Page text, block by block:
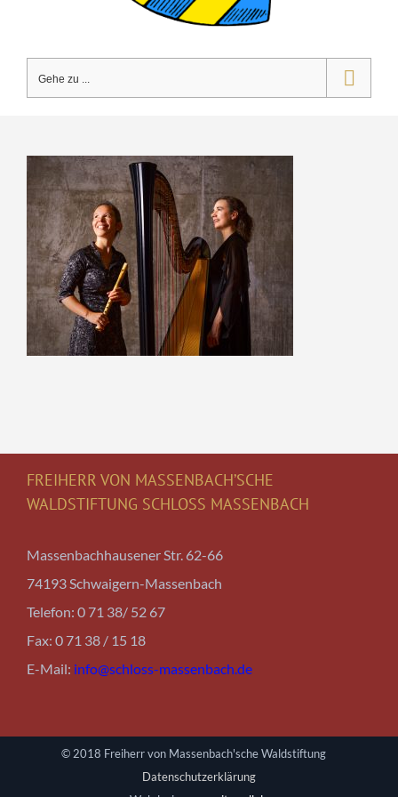
Gehe zu ...
FREIHERR VON MASSENBACH’SCHE
WALDSTIFTUNG SCHLOSS MASSENBACH
Massenbachhausener Str. 62-66
74193 Schwaigern-Massenbach
Telefon: 0 71 38/ 52 67
Fax: 0 71 38 / 15 18
E-Mail: info@schloss-massenbach.de
© 2018 Freiherr von Massenbach'sche Waldstiftung
Datenschutzerklärung